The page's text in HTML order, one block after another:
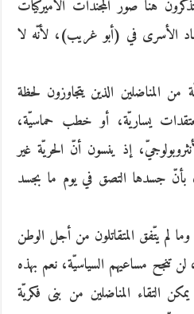
هنا صور المجنّدات الأميركيّات
الأسرى في (أبو غريب)، لأنّه لا
من المناضلين الذين يتجاوزون لحظة
معتقدات يساريّة، أو خطب حماسيّة،
إذ ينسون أنّ الحريّة غير
بأنّ جسدها التصق في يوم ما بجسد
لم يتّفق المتقاتلون من أجل الوطن
تنجح مساعيهم السياسيّة، نعم بهذه
التقاء المناضلين من بنى فكريّة